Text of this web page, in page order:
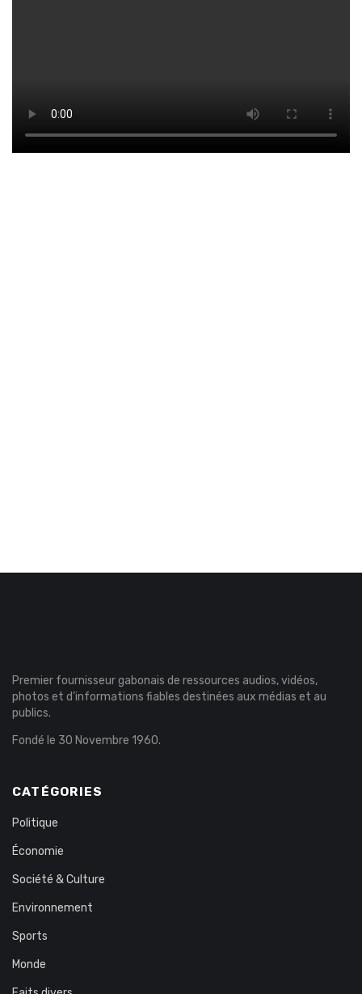
Premier fournisseur gabonais de ressources audios, vidéos,
photos et d’informations fiables destinées aux médias et au
publics.
Fondé le 30 Novembre 1960.
CATÉGORIES
Politique
Économie
Société & Culture
Environnement
Sports
Monde